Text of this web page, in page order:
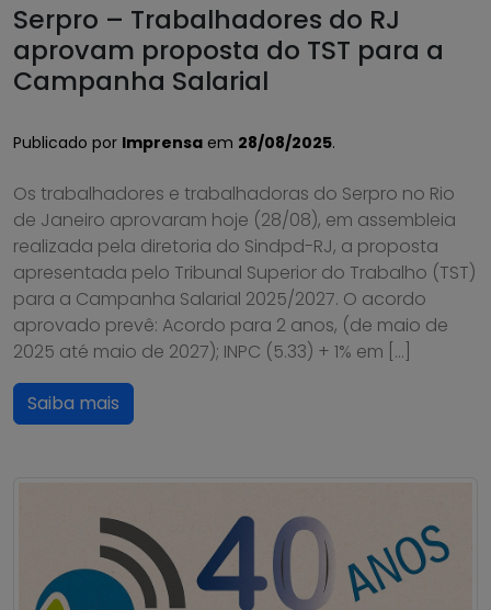
Serpro – Trabalhadores do RJ
aprovam proposta do TST para a
Campanha Salarial
Publicado por Imprensa em 28/08/2025.
Os trabalhadores e trabalhadoras do Serpro no Rio
de Janeiro aprovaram hoje (28/08), em assembleia
realizada pela diretoria do Sindpd-RJ, a proposta
apresentada pelo Tribunal Superior do Trabalho (TST)
para a Campanha Salarial 2025/2027. O acordo
aprovado prevê: Acordo para 2 anos, (de maio de
2025 até maio de 2027); INPC (5.33) + 1% em […]
Saiba mais